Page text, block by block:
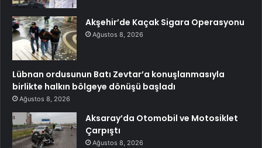
Akşehir’de Kaçak Sigara Operasyonu
Ağustos 8, 2026
Lübnan ordusunun Batı Zevtar’a konuşlanmasıyla
birlikte halkın bölgeye dönüşü başladı
Ağustos 8, 2026
Aksaray’da Otomobil ve Motosiklet
Çarpıştı
Ağustos 8, 2026